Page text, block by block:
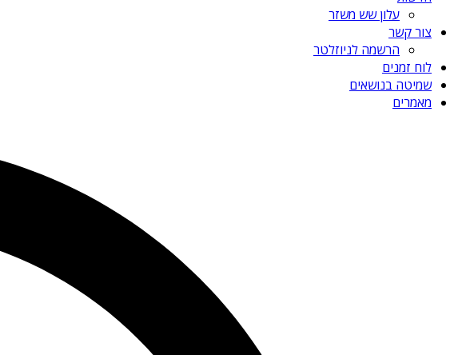
עלון שש משזר
צור קשר
הרשמה לניוזלטר
לוח זמנים
שמיטה בנושאים
מאמרים